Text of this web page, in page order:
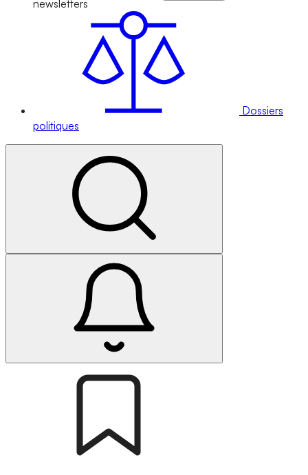
newsletters
Dossiers
politiques